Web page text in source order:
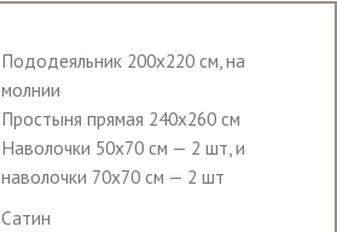
Пододеяльник 200х220 см, на
молнии
Простыня прямая 240х260 см
Наволочки 50х70 см — 2 шт, и
наволочки 70х70 см — 2 шт
Сатин